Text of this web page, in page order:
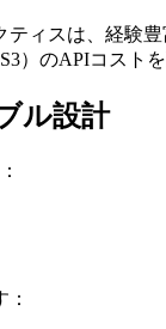
ティスは、経験
）のAPIコスト
ル設計